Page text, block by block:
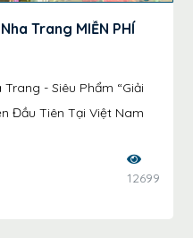
MIỄN PHÍ
- Siêu Phẩm “Giải
Đầu Tiên Tại Việt Nam
12699